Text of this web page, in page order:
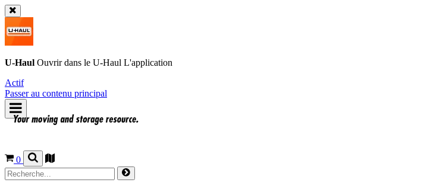
U-Haul Ouvrir dans le U-Haul L'application
Actif
Passer au contenu principal
0